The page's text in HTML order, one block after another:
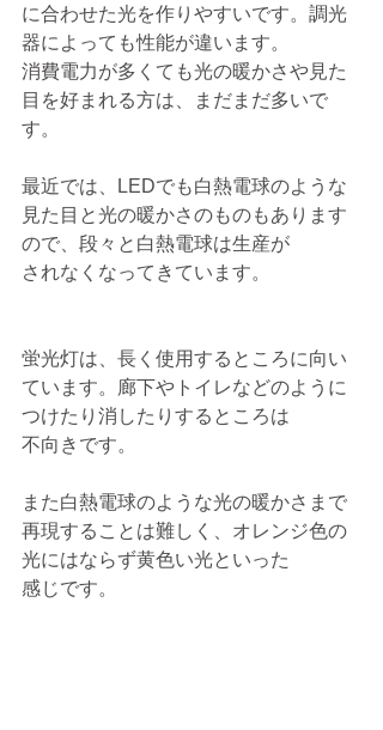
に合わせた光を作りやすいです。調光
器によっても性能が違います。
消費電力が多くても光の暖かさや見た
目を好まれる方は、まだまだ多いで
す。
最近では、LEDでも白熱電球のような
見た目と光の暖かさのものもあります
ので、段々と白熱電球は生産が
されなくなってきています。
蛍光灯は、長く使用するところに向い
ています。廊下やトイレなどのように
つけたり消したりするところは
不向きです。
また白熱電球のような光の暖かさまで
再現することは難しく、オレンジ色の
光にはならず黄色い光といった
感じです。